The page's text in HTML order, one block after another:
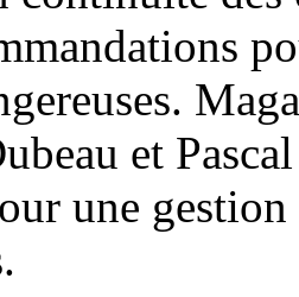
et
une gestion